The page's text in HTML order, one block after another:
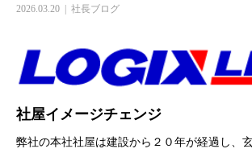
2026.03.20 社長ブログ
社屋イメージチェンジ
弊社の本社社屋は建設から２０年が経過し、